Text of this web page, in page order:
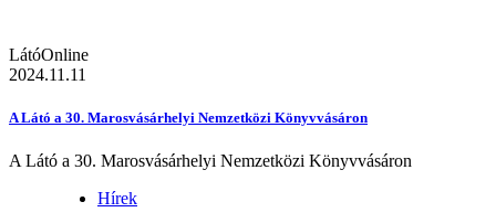
LátóOnline
2024.11.11
A Látó a 30. Marosvásárhelyi Nemzetközi Könyvvásáron
A Látó a 30. Marosvásárhelyi Nemzetközi Könyvvásáron
Hírek